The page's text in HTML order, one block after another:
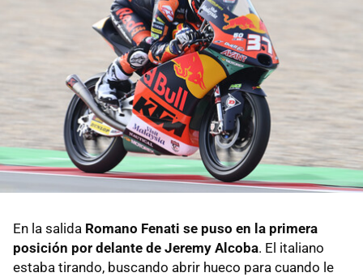
En la salida Romano Fenati se puso en la primera
posición por delante de Jeremy Alcoba. El italiano
estaba tirando, buscando abrir hueco para cuando le